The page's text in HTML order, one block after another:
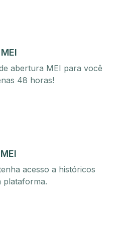
abertura MEI para você
48 horas!
acesso a históricos
plataforma.